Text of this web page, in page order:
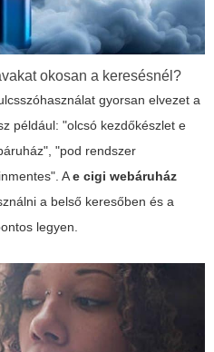
okosan a keresésnél?
gyorsan elvezet a
például: "olcsó kezdőkészlet e
"pod rendszer
Ae cigi webáruház
a belső keresőben és a
legyen.